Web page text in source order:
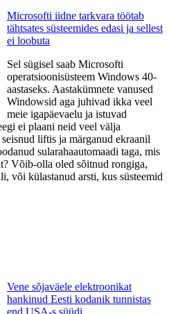
Microsofti iidne tarkvara töötab
tähtsates süsteemides edasi ja sellest
ei loobuta
Sel sügisel saab Microsofti
operatsioonisüsteem Windows 40-
aastaseks. Aastakümnete vanused
Windowsid aga juhivad ikka veel
meie igapäevaelu ja istuvad
ei plaani neid veel välja
liftis ja märganud ekraanil
sularahaautomaadi taga, mis
Võib-olla oled sõitnud rongiga,
või külastanud arsti, kus süsteemid
Vene sõjaväele elektroonikat
hankinud Eesti kodanik tunnistas
end USA-s süüdi